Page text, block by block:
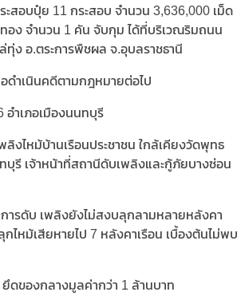
สอบปุ๋ย 11 กระสอบ จำนวน 3,636,000 เม็ด
อง จำนวน 1 คัน จับกุม ได้ที่บริเวณริมถนน
ง อ.ตระการพืชผล จ.อุบลราชธานี
ำเนินคดีตามกฎหมายต่อไป
อำเภอเมืองนนทบุรี
งไหม้บ้านเรือนประชาชน ใกล้เคียงวัดพุทธ
รี เจ้าหน้าที่สถานีดับเพลิงและกู้ภัยบางซ่อน
ารดับ เพลิงยังไม่สงบลุกลามหลายหลังคา
ไหม้เสียหายไป 7 หลังคาเรือน เบื้องต้นไม่พบ
ดของกลางมูลค่ากว่า 1 ล้านบาท